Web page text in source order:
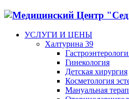
УСЛУГИ И ЦЕНЫ
Халтурина 39
Гинекология
Детская хирургия
Косметология
Мануальная